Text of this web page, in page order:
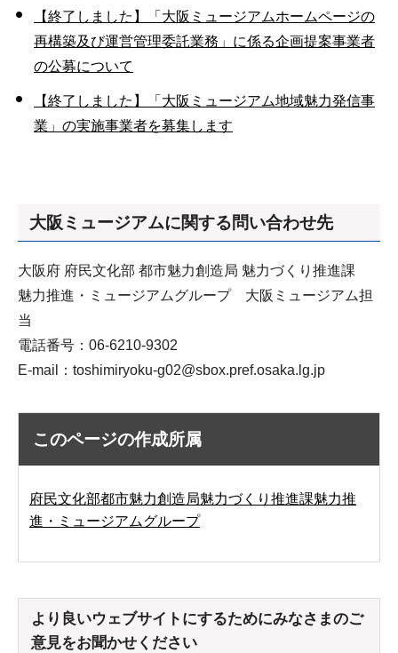
【終了しました】「大阪ミュージアムホームページの
再構築及び運営管理委託業務」に係る企画提案事業者
の公募について
【終了しました】「大阪ミュージアム地域魅力発信事
業」の実施事業者を募集します
大阪ミュージアムに関する問い合わせ先
大阪府 府民文化部 都市魅力創造局 魅力づくり推進課
魅力推進・ミュージアムグループ 大阪ミュージアム担
当
電話番号：06-6210-9302
E-mail：toshimiryoku-g02@sbox.pref.osaka.lg.jp
このページの作成所属
府民文化部都市魅力創造局魅力づくり推進課魅力推
進・ミュージアムグループ
より良いウェブサイトにするためにみなさまのご
意見をお聞かせください